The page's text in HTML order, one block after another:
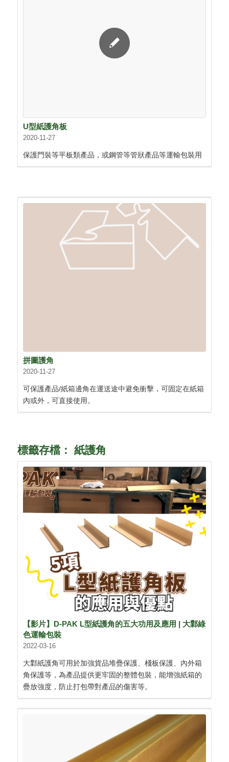
U型紙護角板
2020-11-27
保護門裝等平板類產品，或鋼管等管狀產品等運輸包裝用
拼圖護角
2020-11-27
可保護產品/紙箱邊角在運送途中避免衝擊，可固定在紙箱
內或外，可直接使用。
標籤存檔： 紙護角
【影片】D-PAK L型紙護角的五大功用及應用 | 大鄴綠
色運輸包裝
2022-03-16
大鄴紙護角可用於加強貨品堆疊保護、棧板保護、內外箱
角保護等，為產品提供更牢固的整體包裝，能增強紙箱的
疊放強度，防止打包帶對產品的傷害等。